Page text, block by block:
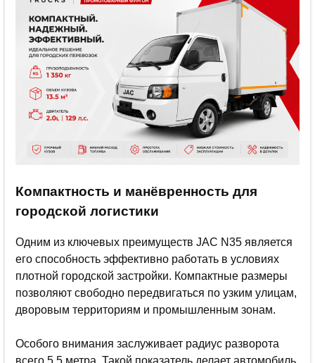
Компактность и манёвренность для
городской логистики
Одним из ключевых преимуществ JAC N35 является
его способность эффективно работать в условиях
плотной городской застройки. Компактные размеры
позволяют свободно передвигаться по узким улицам,
дворовым территориям и промышленным зонам.
Особого внимания заслуживает радиус разворота